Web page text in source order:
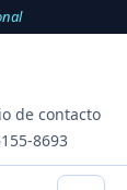
de contacto
8693